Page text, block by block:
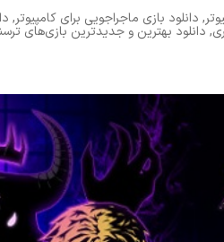
, دانلود بازی ماجراجویی برای کامپیوتر,
,دانلود بهترین و جدیدترین بازی‌های